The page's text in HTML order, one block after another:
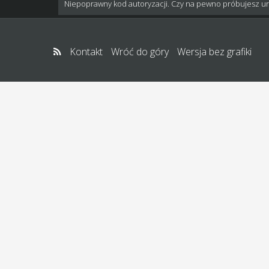
Niepoprawny kod autoryzacji. Czy na pewno próbujesz
Kontakt Wróć do góry Wersja bez grafiki